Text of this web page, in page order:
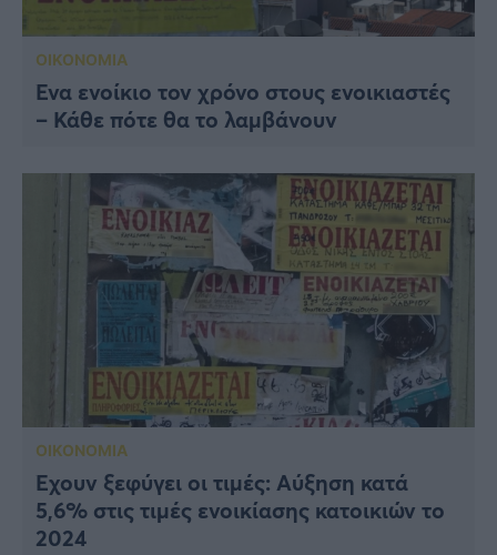
ΟΙΚΟΝΟΜΙΑ
Ένα ενοίκιο τον χρόνο στους ενοικιαστές
– Κάθε πότε θα το λαμβάνουν
ΟΙΚΟΝΟΜΙΑ
Έχουν ξεφύγει οι τιμές: Αύξηση κατά
5,6% στις τιμές ενοικίασης κατοικιών το
2024